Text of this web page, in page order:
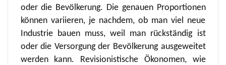
oder die Bevölkerung. Die genauen Proportionen
können variieren, je nachdem, ob man viel neue
Industrie bauen muss, weil man rückständig ist
oder die Versorgung der Bevölkerung ausgeweitet
werden kann. Revisionistische Ökonomen, wie